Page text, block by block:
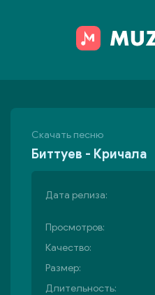
Скачать песню
Биттуев - Кричала
Дата релиза:
Просмотров:
Качество:
Размер:
Длительность: